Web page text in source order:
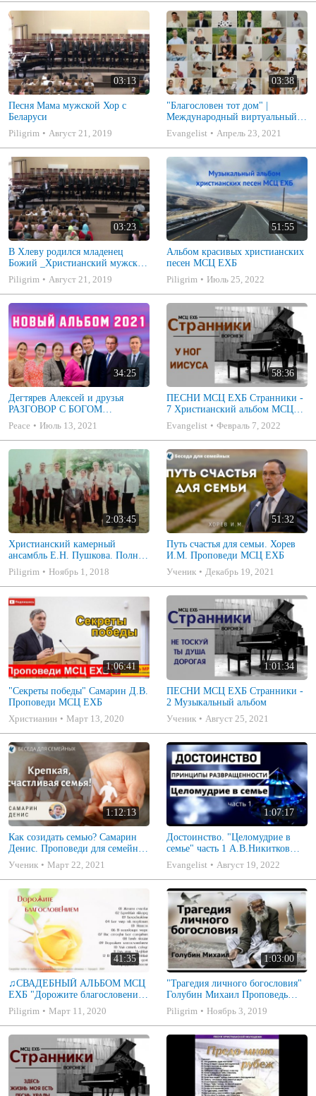
03:13
Песня Мама мужской Хор с
Беларуси
Piligrim
Август 21, 2019
03:38
"Благословен тот дом" |
Международный виртуальный
симфонический оркестр и хор
Evangelist Апрель 23, 2021
03:23
В Хлеву родился младенец
Божий _Христианский мужской
хор с Белорусии
Piligrim Август 21, 2019
51:55
Альбом красивых христианских
песен МСЦ ЕХБ
Piligrim
Июль 25, 2022
34:25
Дегтярев Алексей и друзья
РАЗГОВОР С БОГОМ
Христианские песни МСЦ ЕХБ
2021 (7я)
Peace Июль 13, 2021
58:36
ПЕСНИ МСЦ ЕХБ Странники -
7 Христианский альбом МСЦ
ЕХБ
Evangelist Февраль 7, 2022
2:03:45
Христианский камерный
ансамбль Е.Н. Пушкова. Полное
собрание
Piligrim Ноябрь 1, 2018
51:32
Путь счастья для семьи. Хорев
И.М. Проповеди МСЦ ЕХБ
Ученик
Декабрь 19, 2021
1:06:41
"Секреты победы" Самарин Д.В.
Проповеди МСЦ ЕХБ
Христианин
Март 13, 2020
1:01:34
ПЕСНИ МСЦ ЕХБ Странники -
2 Музыкальный альбом
Ученик
Август 25, 2021
1:12:13
Как созидать семью? Самарин
Денис. Проповеди для семейных
МСЦ ЕХБ
Ученик Март 22, 2021
1:07:17
Достоинство. "Целомудрие в
семье" часть 1 А.В.Никитков
Беседа для семейных МСЦ ЕХБ
Evangelist Август 19, 2022
41:35
♫СВАДЕБНЫЙ АЛЬБОМ МСЦ
ЕХБ "Дорожите благословением
- Христианские песни.
Музыкальный диск. Псалмы
Piligrim Март 11, 2020
1:03:00
"Трагедия личного богословия"
Голубин Михаил Проповедь
2019
Piligrim Ноябрь 3, 2019